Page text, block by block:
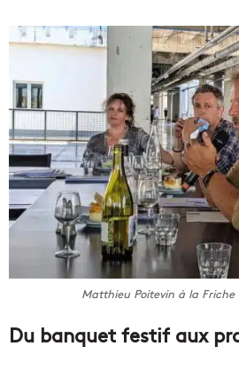
Matthieu Poitevin à la Friche
Du banquet festif aux